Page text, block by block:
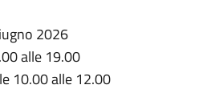
2026
alle 19.00
10.00 alle 12.00